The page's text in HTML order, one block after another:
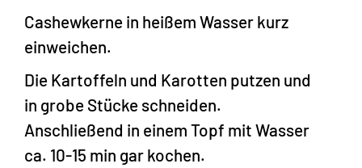
Cashewkerne in heißem Wasser kurz
einweichen.
Die Kartoffeln und Karotten putzen und
in grobe Stücke schneiden.
Anschließend in einem Topf mit Wasser
ca. 10-15 min gar kochen.